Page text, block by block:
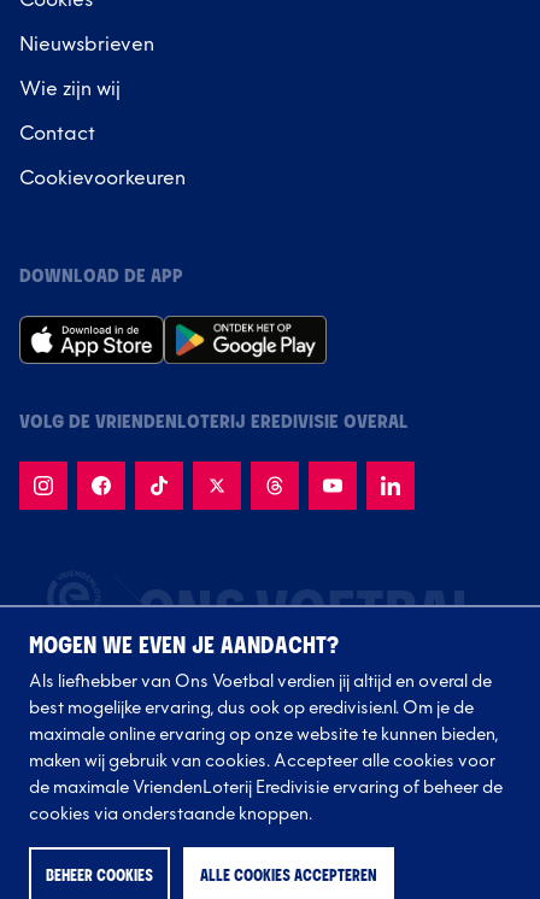
Nieuwsbrieven
Wie zijn wij
Contact
Cookievoorkeuren
DOWNLOAD DE APP
VOLG DE VRIENDENLOTERIJ EREDIVISIE OVERAL
Volg onze clubs
MOGEN WE EVEN JE AANDACHT?
Als liefhebber van Ons Voetbal verdien jij altijd en overal de
best mogelijke ervaring, dus ook op eredivisie.nl. Om je de
maximale online ervaring op onze website te kunnen bieden,
maken wij gebruik van cookies. Accepteer alle cookies voor
de maximale VriendenLoterij Eredivisie ervaring of beheer de
cookies via onderstaande knoppen.
BEHEER COOKIES ALLE COOKIES ACCEPTEREN